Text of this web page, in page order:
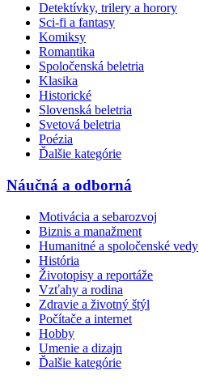
Detektívky, trilery a horory
Sci-fi a fantasy
Komiksy
Romantika
Spoločenská beletria
Klasika
Historické
Slovenská beletria
Svetová beletria
Poézia
Ďalšie kategórie
Náučná a odborná
Motivácia a sebarozvoj
Biznis a manažment
Humanitné a spoločenské vedy
História
Životopisy a reportáže
Vzťahy a rodina
Zdravie a životný štýl
Počítače a internet
Hobby
Umenie a dizajn
Ďalšie kategórie